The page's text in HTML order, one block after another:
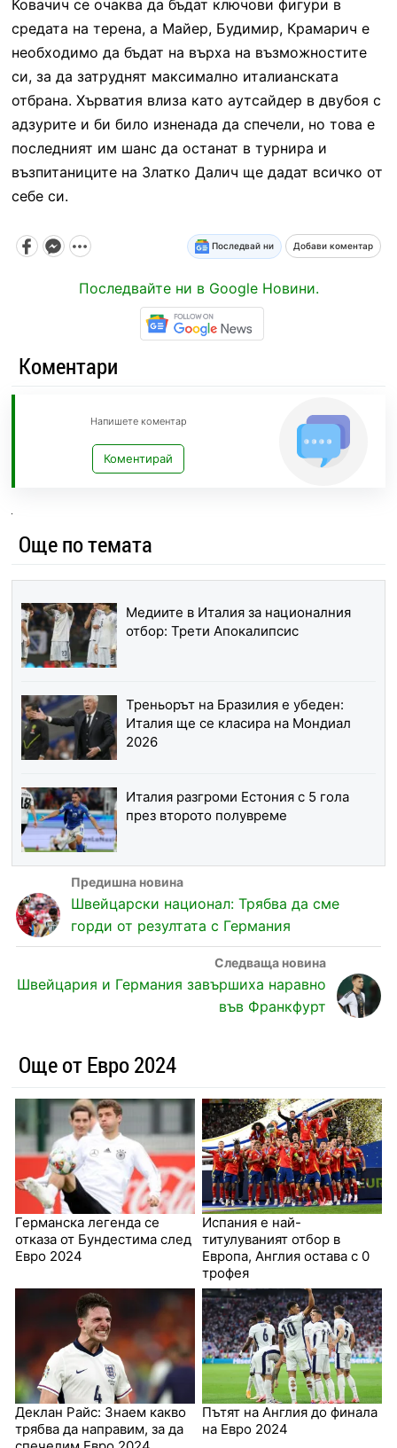
Ковачич се очаква да бъдат ключови фигури в
средата на терена, а Майер, Будимир, Крамарич е
необходимо да бъдат на върха на възможностите
си, за да затруднят максимално италианската
отбрана. Хърватия влиза като аутсайдер в двубоя с
адзурите и би било изненада да спечели, но това е
последният им шанс да останат в турнира и
възпитаниците на Златко Далич ще дадат всичко от
себе си.
Последвай ни Добави коментар
Последвайте ни в Google Новини.
Коментари
Напишете коментар
Коментирай
Още по темата
Медиите в Италия за националния
отбор: Трети Апокалипсис
Треньорът на Бразилия е убеден:
Италия ще се класира на Мондиал
2026
Италия разгроми Естония с 5 гола
през второто полувреме
Швейцарски национал: Трябва да сме
горди от резултата с Германия
Швейцария и Германия завършиха наравно
във Франкфурт
Още от Евро 2024
Германска легенда се
отказа от Бундестима след
Евро 2024
Испания е най-
титулуваният отбор в
Европа, Англия остава с 0
трофея
Деклан Райс: Знаем какво
трябва да направим, за да
Пътят на Англия до финала
на Евро 2024